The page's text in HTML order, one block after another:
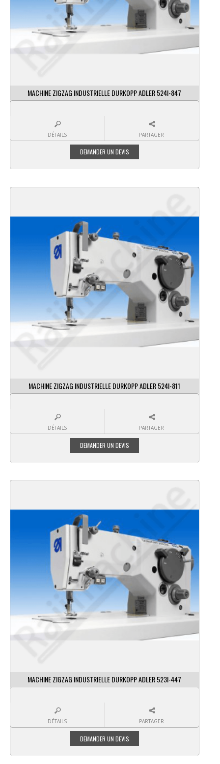
MACHINE ZIGZAG INDUSTRIELLE DURKOPP ADLER 524I-847
DÉTAILS PARTAGER
MACHINE ZIGZAG INDUSTRIELLE DURKOPP ADLER 524I-811
DÉTAILS PARTAGER
MACHINE ZIGZAG INDUSTRIELLE DURKOPP ADLER 523I-447
DÉTAILS PARTAGER